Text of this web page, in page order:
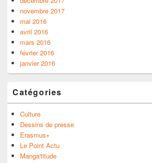
novembre 2017
mai 2016
avril 2016
mars 2016
février 2016
janvier 2016
Catégories
Culture
Dessins de presse
Erasmus+
Le Point Actu
Manga'titude